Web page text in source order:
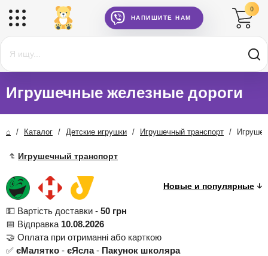
НАПИШИТЕ НАМ
0
Игрушечные железные дороги
⌂ / Каталог / Детские игрушки / Игрушечный транспорт /
Игрушечный транспорт
💵 Вартість доставки - 50 грн
📅 Відправка 10.08.2026
🤝 Оплата при отриманні або карткою
✅ єМалятко - єЯсла- Пакунок школяра